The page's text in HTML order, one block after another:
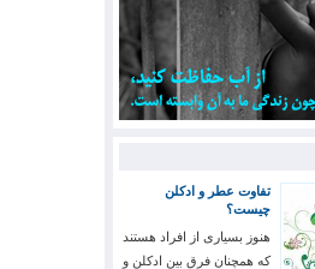
تفاوت عطر و ادکلن
چیست؟
هنوز بسیاری از افراد هستند
که همچنان فرق بین ادکلن و